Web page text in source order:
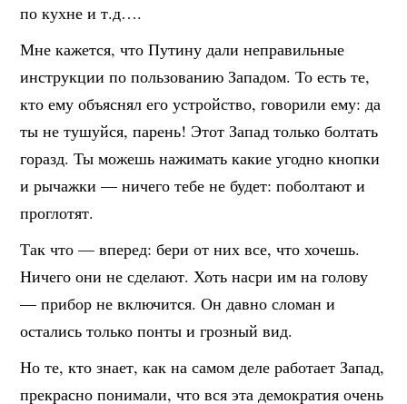
по кухне и т.д….
Мне кажется, что Путину дали неправильные
инструкции по пользованию Западом. То есть те,
кто ему объяснял его устройство, говорили ему: да
ты не тушуйся, парень! Этот Запад только болтать
горазд. Ты можешь нажимать какие угодно кнопки
и рычажки — ничего тебе не будет: поболтают и
проглотят.
Так что — вперед: бери от них все, что хочешь.
Ничего они не сделают. Хоть насри им на голову
— прибор не включится. Он давно сломан и
остались только понты и грозный вид.
Но те, кто знает, как на самом деле работает Запад,
прекрасно понимали, что вся эта демократия очень